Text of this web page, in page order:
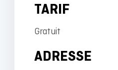
TARIF
Gratuit
ADRESSE